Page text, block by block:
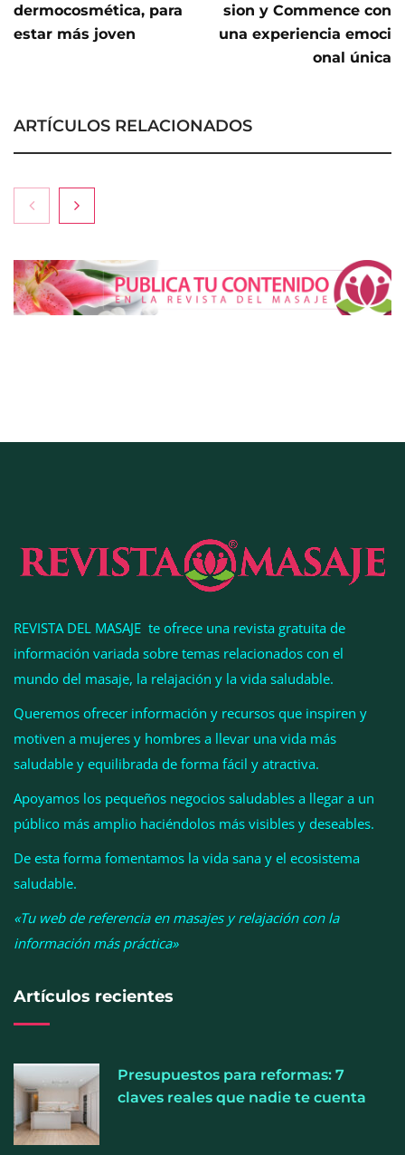
dermocosmética, para
estar más joven
sion y Commence con
una experiencia emoci
onal única
ARTÍCULOS RELACIONADOS
Esenzzia da la bienvenida a agosto con
perfumes de equivalencia
La luz roja, el nuevo aftersun, actúa en la
recuperación de la piel después del sol
REVISTA DEL MASAJE te ofrece una revista gratuita de
información variada sobre temas relacionados con el
mundo del masaje, la relajación y la vida saludable.
Queremos ofrecer información y recursos que inspiren y
motiven a mujeres y hombres a llevar una vida más
saludable y equilibrada de forma fácil y atractiva.
Apoyamos los pequeños negocios saludables a llegar a un
público más amplio haciéndolos más visibles y deseables.
De esta forma fomentamos la vida sana y el ecosistema
saludable.
«Tu web de referencia en masajes y relajación con la
información más práctica»
Artículos recientes
Presupuestos para reformas: 7
claves reales que nadie te cuenta